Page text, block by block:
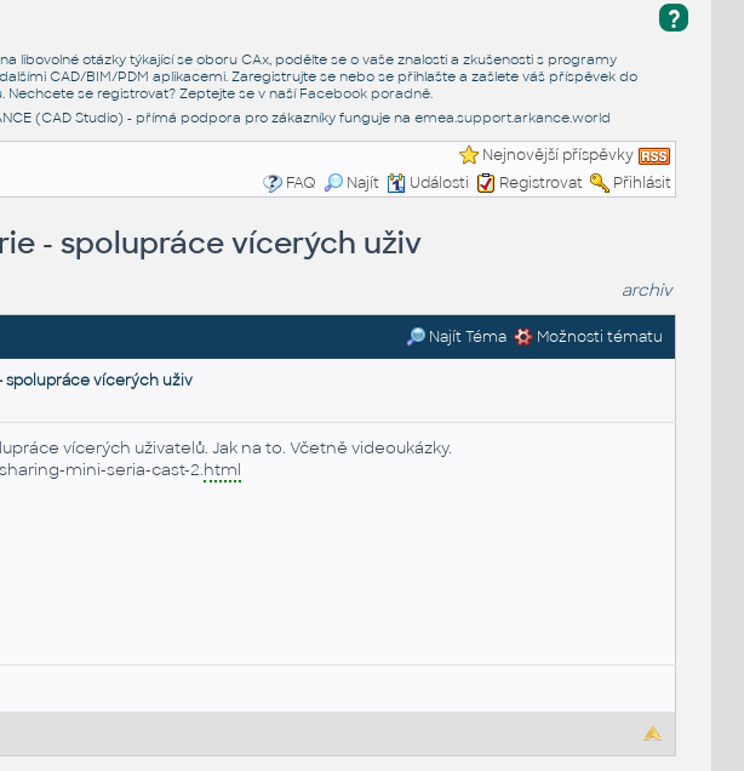
?
libovolné otázky týkající se oboru CAx, podělte se o vaše znalosti a zkušenosti s programy
dalšími CAD/BIM/PDM aplikacemi. Zaregistrujte se nebo se přihlašte a zašlete váš příspěvek do
. Nechcete se registrovat? Zeptejte se v naší Facebook poradně.
(CAD Studio) - přímá podpora pro zákazníky funguje na emea.support.arkance.world
Nejnovější příspěvky
FAQ
Najít Události Registrovat Přihlásit
- spolupráce vícerých uživ
archiv
Najít Téma Možnosti tématu
spolupráce vícerých uživ
vícerých uživatelů. Jak na to. Včetně videoukázky.
mini-seria-cast-2.html